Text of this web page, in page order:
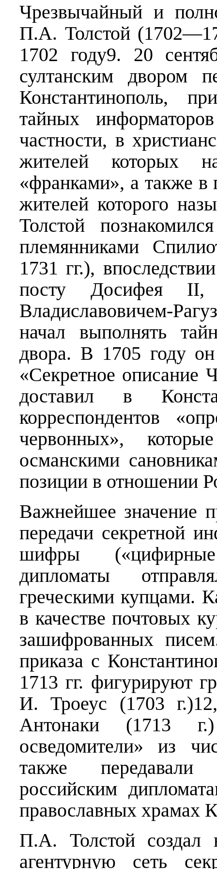
Чрезвычайный и
П.А. Толстой
1702 году9. 20
султанским двором
Константинополь,
тайных
частности, в
жителей которых
«франками», а также в
жителей которого
Толстой
племянниками
1731 гг.),
посту Досифея
Владиславовичем-
начал выполнять
двора. В 1705 году
«Секретное описание
доставил в
корреспондентов
червонных»,
османскими
позиции в отношении
Важнейшее значение
передачи секретной
шифры
дипломаты
греческими купцами.
в качестве почтовых
зашифрованных
приказа с
1713 гг. фигурируют
И. Троеус (1703
Антонаки (1713
осведомители» из
также
российским
православных храмах
П.А. Толстой создал
агентурную сеть